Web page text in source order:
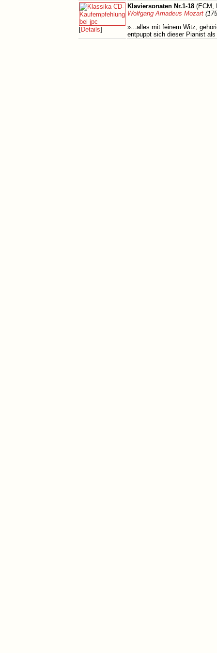
[Details]
Klaviersonaten Nr.1-18 (ECM,
Wolfgang Amadeus Mozart
»...alles mit feinem Witz,
entpuppt sich dieser Pianist als